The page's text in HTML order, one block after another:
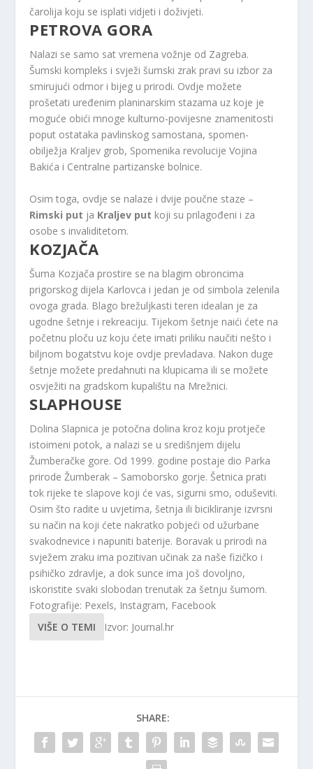
čarolija koju se isplati vidjeti i doživjeti.
PETROVA GORA
Nalazi se samo sat vremena vožnje od Zagreba.
Šumski kompleks i svježi šumski zrak pravi su izbor za
smirujući odmor i bijeg u prirodi. Ovdje možete
prošetati uređenim planinarskim stazama uz koje je
moguće obići mnoge kulturno-povijesne znamenitosti
poput ostataka pavlinskog samostana, spomen-
obilježja Kraljev grob, Spomenika revolucije Vojina
Bakića i Centralne partizanske bolnice.
Osim toga, ovdje se nalaze i dvije poučne staze –
Rimski put ja Kraljev put koji su prilagođeni i za
osobe s invaliditetom.
KOZJAČA
Šuma Kozjača prostire se na blagim obroncima
prigorskog dijela Karlovca i jedan je od simbola zelenila
ovoga grada. Blago brežuljkasti teren idealan je za
ugodne šetnje i rekreaciju. Tijekom šetnje naići ćete na
početnu ploču uz koju ćete imati priliku naučiti nešto i
biljnom bogatstvu koje ovdje prevladava. Nakon duge
šetnje možete predahnuti na klupicama ili se možete
osvježiti na gradskom kupalištu na Mrežnici.
SLAPHOUSE
Dolina Slapnica je potočna dolina kroz koju protječe
istoimeni potok, a nalazi se u središnjem dijelu
Žumberačke gore. Od 1999. godine postaje dio Parka
prirode Žumberak – Samoborsko gorje. Šetnica prati
tok rijeke te slapove koji će vas, sigurni smo, oduševiti.
Osim što radite u uvjetima, šetnja ili bicikliranje izvrsni
su način na koji ćete nakratko pobjeći od užurbane
svakodnevice i napuniti baterije. Boravak u prirodi na
svježem zraku ima pozitivan učinak za naše fizičko i
psihičko zdravlje, a dok sunce ima još dovoljno,
iskoristite svaki slobodan trenutak za šetnju šumom.
Fotografije: Pexels, Instagram, Facebook
VIŠE O TEMI
Izvor: Journal.hr
SHARE: